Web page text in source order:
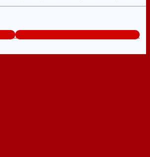
Tổng đài tư vấn miễn phí: 0824.400.400